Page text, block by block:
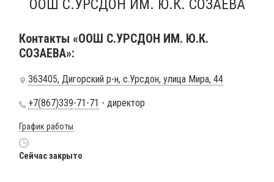
ООШ С.УРСДОН ИМ. Ю.К. СОЗАЕВА
Контакты «ООШ С.УРСДОН ИМ. Ю.К.
СОЗАЕВА»:
363405, Дигорский р-н, с.Урсдон, улица Мира, 44
+7(867)339-71-71 - директор
График работы
Сейчас закрыто